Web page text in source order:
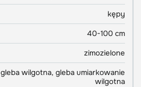
kępy
40-100 cm
zimozielone
gleba wilgotna, gleba umiarkowanie
wilgotna